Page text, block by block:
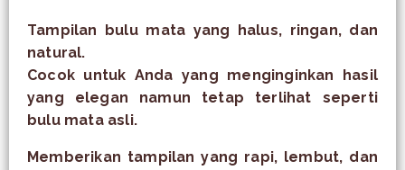
Tampilan bulu mata yang halus, ringan, dan
natural.
Cocok untuk Anda yang menginginkan hasil
yang elegan namun tetap terlihat seperti
bulu mata asli.
Memberikan tampilan yang rapi, lembut, dan